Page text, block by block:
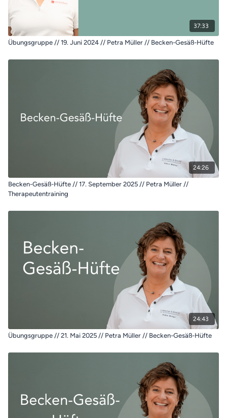
37:33
Übungsgruppe // 19. Juni 2024 // Petra Müller // Becken-Gesäß-Hüfte
24:26
Becken-Gesäß-Hüfte // 17. September 2025 // Petra Müller //
Therapeutentraining
24:43
Übungsgruppe // 21. Mai 2025 // Petra Müller // Becken-Gesäß-Hüfte